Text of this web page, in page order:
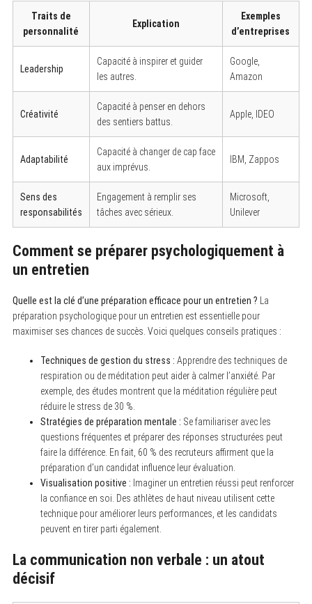
Traits de
personnalité
Explication
Exemples
d’entreprises
Leadership
Capacité à inspirer et guider
les autres.
Google,
Amazon
Créativité
Capacité à penser en dehors
des sentiers battus.
Apple, IDEO
Adaptabilité
Capacité à changer de cap face
aux imprévus.
IBM, Zappos
Sens des
responsabilités
Engagement à remplir ses
tâches avec sérieux.
Microsoft,
Unilever
Comment se préparer psychologiquement à
un entretien
Quelle est la clé d’une préparation efficace pour un entretien ? La
préparation psychologique pour un entretien est essentielle pour
maximiser ses chances de succès. Voici quelques conseils pratiques :
Techniques de gestion du stress : Apprendre des techniques de
respiration ou de méditation peut aider à calmer l’anxiété. Par
exemple, des études montrent que la méditation régulière peut
réduire le stress de 30 %.
Stratégies de préparation mentale : Se familiariser avec les
questions fréquentes et préparer des réponses structurées peut
faire la différence. En fait, 60 % des recruteurs affirment que la
préparation d’un candidat influence leur évaluation.
Visualisation positive : Imaginer un entretien réussi peut renforcer
la confiance en soi. Des athlètes de haut niveau utilisent cette
technique pour améliorer leurs performances, et les candidats
peuvent en tirer parti également.
La communication non verbale : un atout
décisif
S
e
h